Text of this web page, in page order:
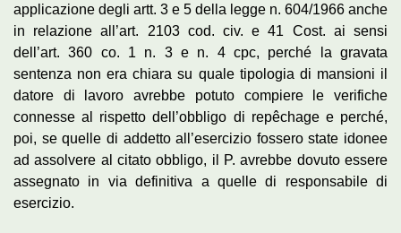
applicazione degli artt. 3 e 5 della legge n. 604/1966 anche
in relazione all’art. 2103 cod. civ. e 41 Cost. ai sensi
dell’art. 360 co. 1 n. 3 e n. 4 cpc, perché la gravata
sentenza non era chiara su quale tipologia di mansioni il
datore di lavoro avrebbe potuto compiere le verifiche
connesse al rispetto dell’obbligo di repêchage e perché,
poi, se quelle di addetto all’esercizio fossero state idonee
ad assolvere al citato obbligo, il P. avrebbe dovuto essere
assegnato in via definitiva a quelle di responsabile di
esercizio.